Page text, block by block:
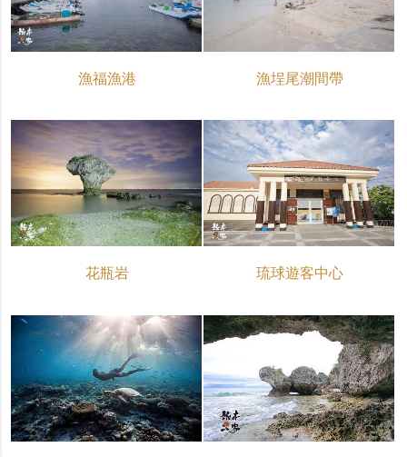
漁福漁港 漁埕尾潮間帶
花瓶岩 琉球遊客中心